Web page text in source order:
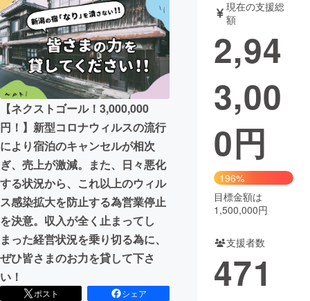
テクノロジー・ガジェット ゲーム・サ
映像・映画 書籍・雑誌
ビジネス・起業 チャレンジ
まちづくり・地域活性化
CAMPFIRE for Social Good
CAMPFIRE Creation
CAMPFIREふるさと納税machi-ya コミュニティ
【ネクストゴール！3,000,000
円！】新型コロナウィルスの流行
により宿泊のキャンセルが相次
ぎ、売上が激減。また、日々悪化
する状況から、これ以上のウィル
ス感染拡大を防止する為営業停止
を決意。収入が全く止まってし
まった経営状況を乗り切る為に、
ぜひ皆さまのお力を貸して下さ
い！
ポスト
シェア
現在の支援総
額
2,94
3,00
0円
196%
目標金額は
1,500,000円
支援者数
471